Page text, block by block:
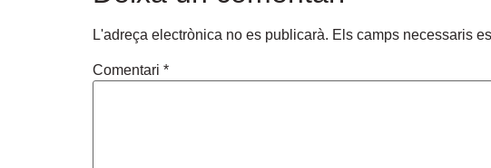
L'adreça electrònica no es publicarà. Els camps necessaris
Comentari *